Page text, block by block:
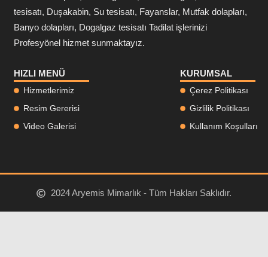
tesisatı, Duşakabin, Su tesisatı, Fayanslar, Mutfak dolapları,
Banyo dolapları, Dogalgaz tesisatı Tadilat işlerinizi
Profesyönel hizmet sunmaktayız.
HIZLI MENÜ
Hizmetlerimiz
Resim Gererisi
Video Galerisi
KURUMSAL
Çerez Politikası
Gizlilik Politikası
Kullanım Koşulları
2024 Aryemis Mimarlık - Tüm Hakları Saklıdır.